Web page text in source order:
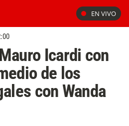
EN VIVO
Icardi con
de los
con Wanda